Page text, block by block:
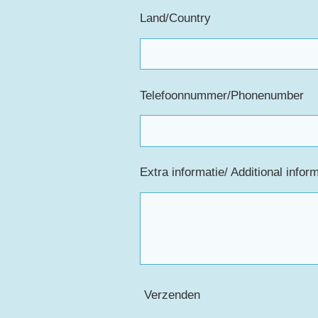
Land/Country
Telefoonnummer/Phonenumber
Extra informatie/ Additional
Verzenden